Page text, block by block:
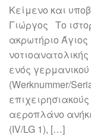
Κείμενο και
Γιώργος Το
ακρωτήριο Άγιος
ενός
(Werknummer/
αεροπλάνο
(IV/LG 1), […]